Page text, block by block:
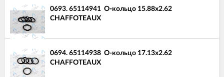
0693. 65114941 О-кольцо 15.88x2.62
CHAFFOTEAUX
0694. 65114938 О-кольцо 17.13x2.62
CHAFFOTEAUX